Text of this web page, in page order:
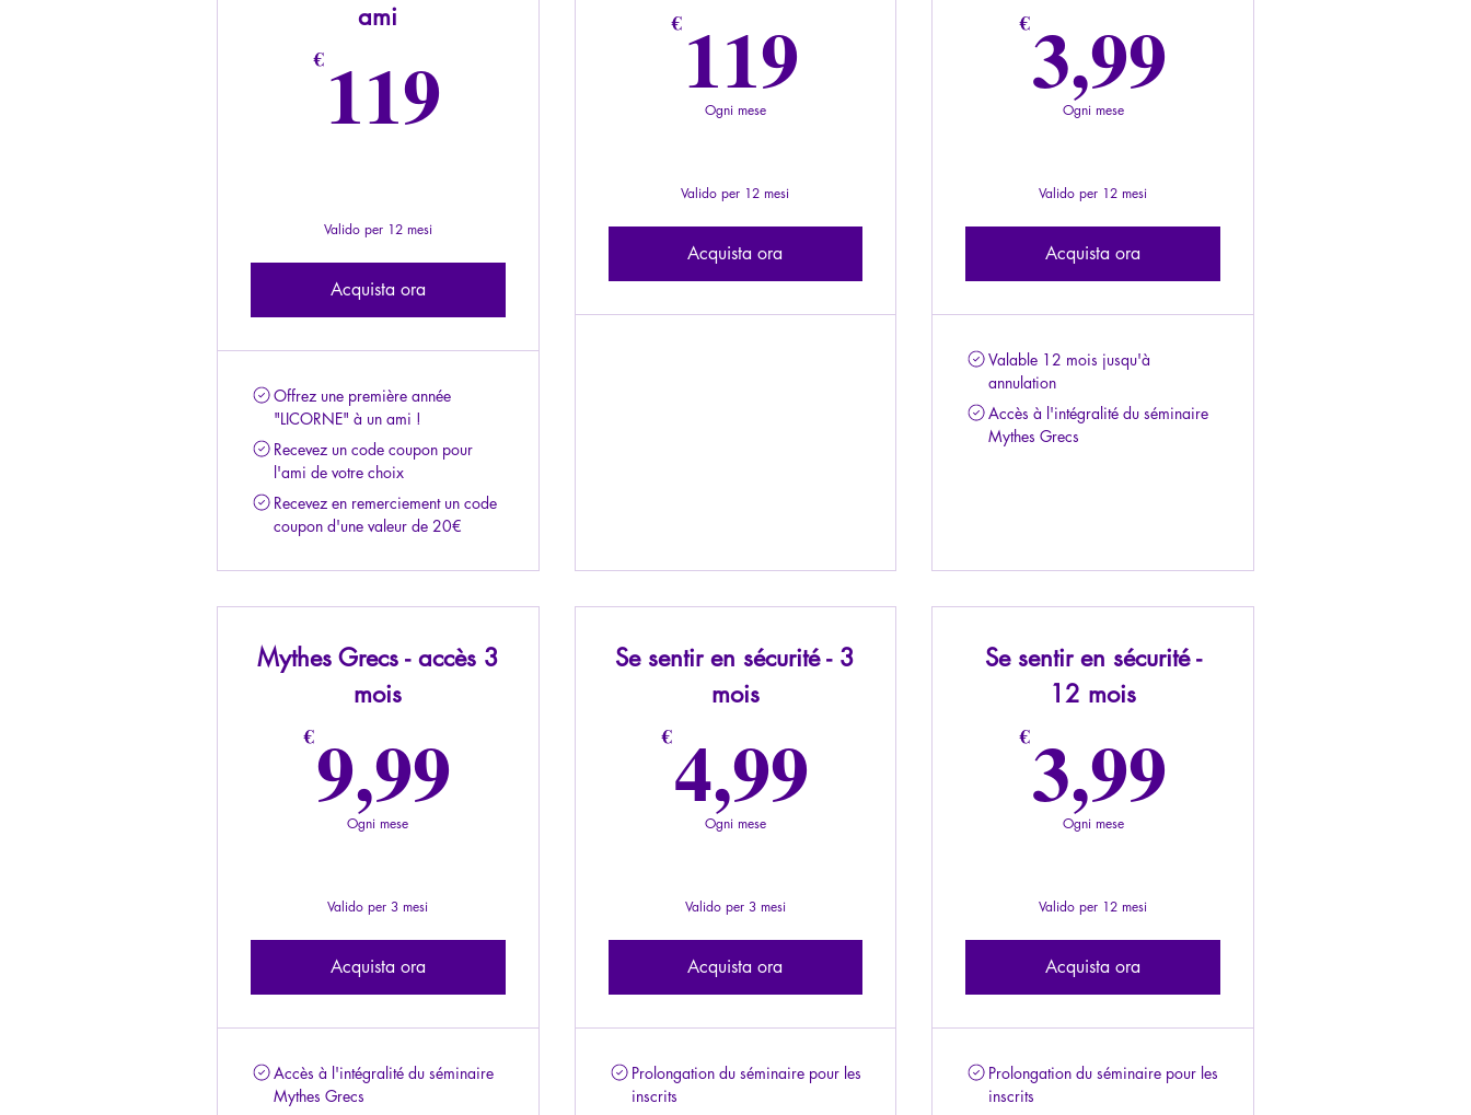
ami
€ 119
Valido per 12 mesi
Acquista ora
Offrez une première année
"LICORNE" à un ami !
Recevez un code coupon pour
l'ami de votre choix
Recevez en remerciement un code
coupon d'une valeur de 20€
€ 119
Ogni mese
Valido per 12 mesi
Acquista ora
€3,99
Ogni mese
Valido per 12 mesi
Acquista ora
Valable 12 mois jusqu'à
annulation
Accès à l'intégralité du séminaire
Mythes Grecs
Mythes Grecs - accès 3
mois
€9,99
Ogni mese
Valido per 3 mesi
Acquista ora
Accès à l'intégralité du séminaire
Mythes Grecs
Se sentir en sécurité - 3
mois
€4,99
Ogni mese
Valido per 3 mesi
Acquista ora
Prolongation du séminaire pour les
inscrits
Se sentir en sécurité -
12 mois
€3,99
Ogni mese
Valido per 12 mesi
Acquista ora
Prolongation du séminaire pour les
inscrits